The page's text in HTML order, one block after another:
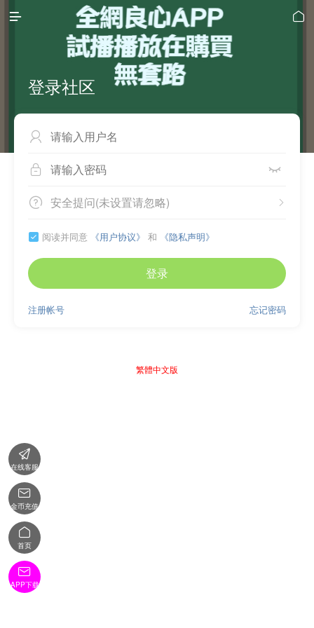
 
登录社区

 
 
安全提问(未设置请忽略)
 阅读并同意 《用户协议》 和 《隐私声明》
登录
忘记密码
注册帐号
繁體中文版

在线客服

金币充值

首页

APP下载